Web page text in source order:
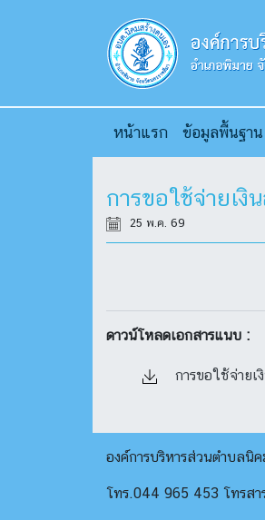
หน้าแรก ข้อมูลพื้นฐาน
การขอใช้จ่ายเ
25 พ.ค. 69
ดาวน์โหลดเอกสารแนบ :
การขอใช้จ่าย
องค์การบริหารส่วนตำบลนิ
โทร.044 965 453 โทรส